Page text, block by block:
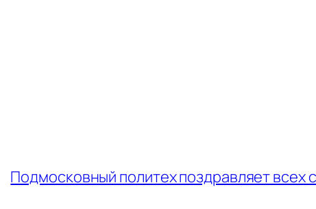
Подмосковный политех поздравляет всех